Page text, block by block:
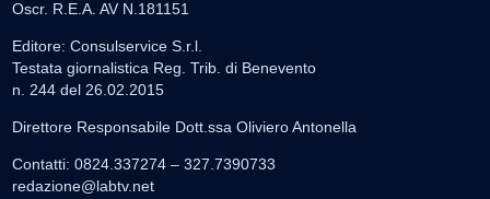
Oscr. R.E.A. AV N.181151
Editore: Consulservice S.r.l.
Testata giornalistica Reg. Trib. di Benevento
n. 244 del 26.02.2015
Direttore Responsabile Dott.ssa Oliviero Antonella
Contatti: 0824.337274 – 327.7390733
redazione@labtv.net